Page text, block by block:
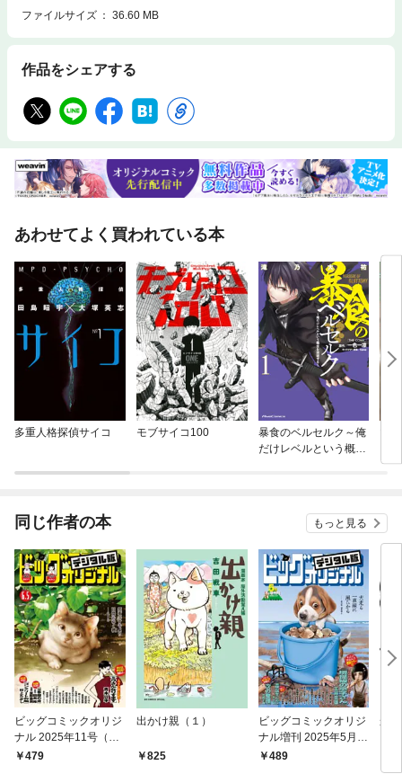
ファイルサイズ
36.60 MB
作品をシェアする
あわせてよく買われている本
多重人格探偵サイコ モブサイコ100
暴食のベルセルク～俺
だけレベルという概念
同じ作者の本 もっと見る
ビッグコミックオリジ
ナル 2025年11号（20
25年5月20日発売)
479
出かけ親（１）
825
ビッグコミックオリジ
ナル増刊 2025年5月増
刊号（2025年4月12日
489
か